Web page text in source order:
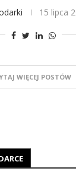
15 lipca
WIĘCEJ POSTÓW